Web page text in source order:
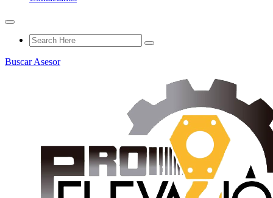
Buscar Asesor